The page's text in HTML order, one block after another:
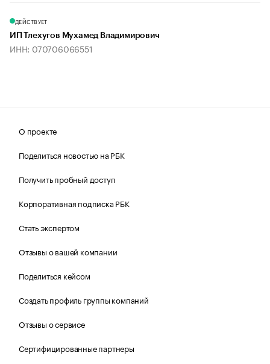
ДЕЙСТВУЕТ
ИП Тлехугов Мухамед Владимирович
ИНН: 070706066551
О проекте
Поделиться новостью на РБК
Получить пробный доступ
Корпоративная подписка РБК
Стать экспертом
Отзывы о вашей компании
Поделиться кейсом
Создать профиль группы компаний
Отзывы о сервисе
Сертифицированные партнеры